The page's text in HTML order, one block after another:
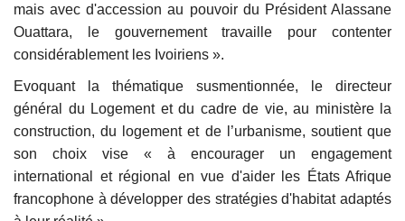
mais avec d'accession au pouvoir du Président Alassane
Ouattara, le gouvernement travaille pour contenter
considérablement les Ivoiriens ».
Evoquant la thématique susmentionnée, le directeur
général du Logement et du cadre de vie, au ministère la
construction, du logement et de l’urbanisme, soutient que
son choix vise « à encourager un engagement
international et régional en vue d'aider les États Afrique
francophone à développer des stratégies d'habitat adaptés